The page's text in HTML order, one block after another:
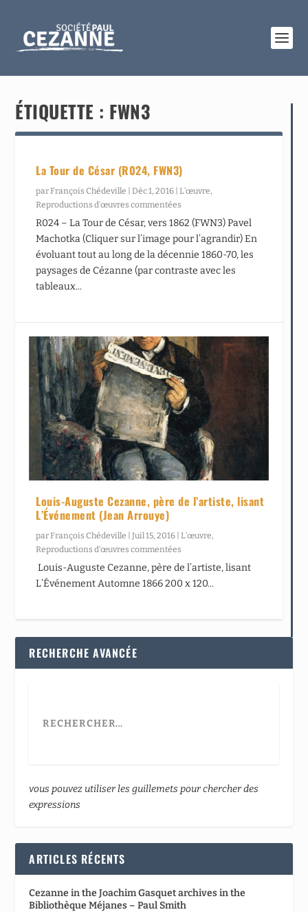
ÉTIQUETTE : FWN3
La Tour de César (R024, FWN3)
parFrançois Chédeville |Déc 1, 2016 |L’œuvre,
Reproductions d’œuvres commentées
R024 – La Tour de César, vers 1862 (FWN3) Pavel
Machotka (Cliquer sur l’image pour l’agrandir) En
évoluant tout au long de la décennie 1860-70, les
paysages de Cézanne (par contraste avec les
tableaux...
Louis-Auguste Cezanne, père de l’artiste, lisant
L’Événement (Jean Arrouye)
par François Chédeville |Juil 15, 2016 L’œuvre
Reproductions d’œuvres commentées
Louis-Auguste Cezanne, père de l’artiste, lisant
L’Événement Automne 1866 200 x 120...
RECHERCHE AVANCÉE
vous pouvez utiliser les guillemets pour chercher des
expressions
ARTICLES RÉCENTS
Cezanne in the Joachim Gasquet archives in the
Bibliothèque Méjanes – Paul Smith